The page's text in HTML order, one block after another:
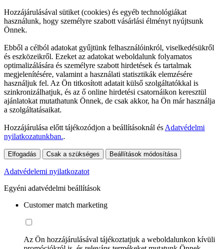
Hozzájárulásával sütiket (cookies) és egyéb technológiákat
használunk, hogy személyre szabott vásárlási élményt nyújtsunk
Önnek.
Ebből a célból adatokat gyűjtünk felhasználóinkról, viselkedésükről
és eszközeikről. Ezeket az adatokat weboldalunk folyamatos
optimalizálására és személyre szabott hirdetések és tartalmak
megjelenítésére, valamint a használati statisztikák elemzésére
használjuk fel. Az Ön titkosított adatait külső szolgáltatókkal is
szinkronizálhatjuk, és az ő online hirdetési csatornáikon keresztül
ajánlatokat mutathatunk Önnek, de csak akkor, ha Ön már használja
a szolgáltatásaikat.
Hozzájárulása előtt tájékozódjon a beállításoknál és Adatvédelmi
nyilatkozatunkban..
Elfogadás Csak a szükséges Beállítások módosítása
Adatvédelemi nyilatkozatot
Egyéni adatvédelmi beállítások
Customer match marketing
Az Ön hozzájárulásával tájékoztatjuk a weboldalunkon kívüli